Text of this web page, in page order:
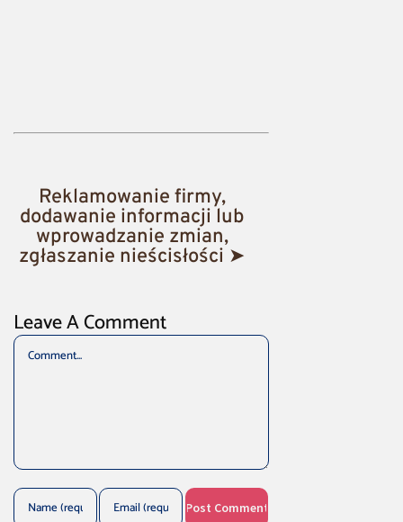
Reklamowanie firmy,
dodawanie informacji lub
wprowadzanie zmian,
zgłaszanie nieścisłości ➤
Leave A Comment
Comment